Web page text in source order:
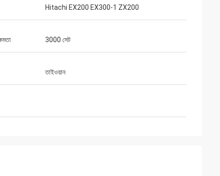
Hitachi EX200 EX300-1 ZX200
3000 সেট
তাইওয়ান